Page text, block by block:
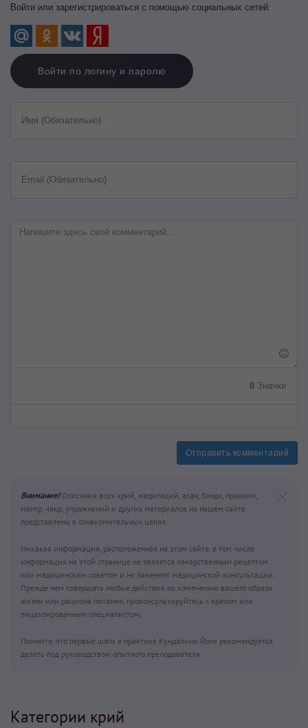
Войти или зарегистрироваться с помощью социальных сетей:
Войти по логину и паролю
Имя (Обязательно)
Email (Обязательно)
0 Значки
Отправить комментарий
Внимание!Описания всех крий, медитаций, асан, бандх, пранаям,
мантр, чакр, упражнений и других материалов на нашем сайте
представлены в ознакомительных целях.
Никакая информация, расположенная на этом сайте, в том числе
информация на этой странице не является лекарственным рецептом
или медицинским советом и не заменяет медицинской консультации.
Прежде чем совершать любые действия по изменению вашего образа
жизни или рациона питания, проконсультируйтесь с врачом или
лицензированным специалистом.
Помните, что первые шаги в практике Кундалини Йоги рекомендуется
делать под руководством опытного преподавателя.
Категории крий